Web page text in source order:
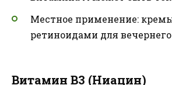
Местное применение:
ретиноидами для
Витамин В3 (Ниацин)